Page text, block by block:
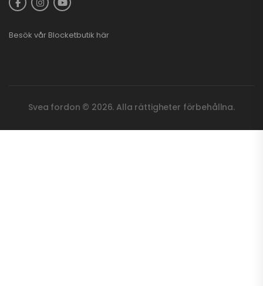
Besök vår Blocketbutik här
Svea fordon © 2026. Alla rättigheter förbehållna.